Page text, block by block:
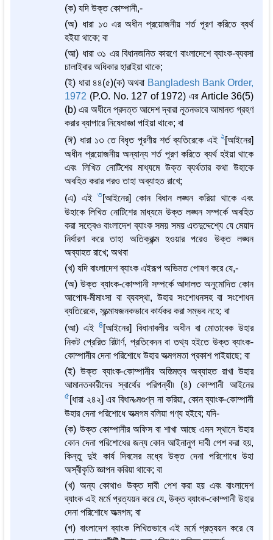
(ক) যদি উক্ত কোম্পানী,-
(অ) ধারা ১৩ এর অধীন প্রয়োজনীয় শর্ত পূরণ করিতে ব্যর্থ
হইয়া থাকে; বা
(আ) ধারা ৩১ এর বিধানজনিত কারণে বাংলাদেশে ব্যাংক-ব্যবসা
চালাইবার অধিকার হারাইয়া থাকে;
(ই) ধারা ৪৪(৫)(ক) অথবা Bangladesh Bank Order,
1972 (P.O. No. 127 of 1972) এর Article 36(5)
(b) এর অধীনে প্রদত্ত আদেশ দ্বারা নূতনভাবে আমানত গ্রহণ
করার ব্যাপারে নিষেধাজ্ঞা পাইয়া থাকে; বা
(ঈ) ধারা ১৩ তে বিধৃত পূরণীয় শর্ত ব্যতিরেকে এই2[আইনের]
অধীন প্রয়োজনীয় অন্যান্য শর্ত পূরণ করিতে ব্যর্থ হইয়া থাকে
এবং লিখিত নোটিশের মাধ্যমে উক্ত ব্যর্থতার কথা উহাকে
অবহিত করার পরও তাহা অব্যাহত রাখে;
(এ) এই 3[আইনের] কোন বিধান লঙ্ঘন করিয়া থাকে এবং
উহাকে লিখিত নোটিশের মাধ্যমে উক্ত লঙ্ঘন সম্পর্কে অবহিত
করা সত্বেও বাংলাদেশ ব্যাংক সময় সময় এতদুদ্দেশ্যে যে মেয়াদ
নির্ধারণ করে তাহা অতিক্রান্ত্ম হওয়ার পরেও উক্ত লঙ্ঘন
অব্যাহত রাখে; অথবা
(খ) যদি বাংলাদেশ ব্যাংক এইরূপ অভিমত পোষণ করে যে,-
(অ) উক্ত ব্যাংক-কোম্পানী সম্পর্কে আদালত অনুমোদিত কোন
আপোষ-মীমাংসা বা ব্যবস্থা, উহার সংশোধনসহ বা সংশোধন
ব্যতিরেকে, সন্ত্মোষজনকভাবে কার্যকর করা সম্ভব নহে; বা
(আ) এই4[আইনের] বিধানাবলীর অধীন বা মোতাবেক উহার
নিকট প্রেরিত রিটার্ণ, প্রতিবেদন বা তথ্য হইতে উক্ত ব্যাংক-
কোম্পানীর দেনা পরিশোধে উহার অত্মগমতা প্রকাশ পাইয়াছে; বা
(ই) উক্ত ব্যাংক-কোম্পানীর অস্ত্মিত্ব অব্যাহত রাখা উহার
আমানতকারীদের স্বার্থের পরিপন্থী৷ (৪) কোম্পানী আইনের
5[ধারা ২৪২] এর বিধান ত্মগুণ্ন না করিয়া, কোন ব্যাংক-কোম্পানী
উহার দেনা পরিশোধে অত্মগম বলিয়া গণ্য হইবে; যদি-
(ক) উক্ত কোম্পানীর অফিস বা শাখা আছে এমন স্থানে উহার
কোন দেনা পরিশোধের জন্য কোন আইনানুগ দাবী পেশ করা হয়,
কিন্তু দুই কার্য দিবসের মধ্যে উক্ত দেনা পরিশোধে উহা
অস্বীকৃতি জ্ঞাপন করিয়া থাকে; বা
(খ) অন্য কোথাও উক্ত দাবী পেশ করা হয় এবং বাংলাদেশ
ব্যাংক এই মর্মে প্রত্যয়ন করে যে, উক্ত ব্যাংক-কোম্পানী উহার
দেনা পরিশোধে অত্মগম; বা
(গ) বাংলাদেশ ব্যাংক লিখিতভাবে এই মর্মে প্রত্যয়ন করে যে